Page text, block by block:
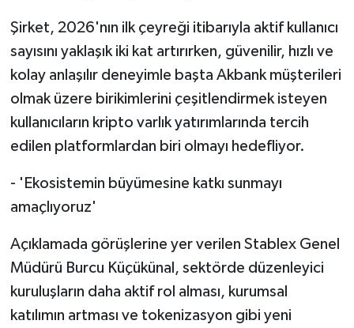
Şirket, 2026'nın ilk çeyreği itibarıyla aktif kullanıcı
sayısını yaklaşık iki kat artırırken, güvenilir, hızlı ve
kolay anlaşılır deneyimle başta Akbank müşterileri
olmak üzere birikimlerini çeşitlendirmek isteyen
kullanıcıların kripto varlık yatırımlarında tercih
edilen platformlardan biri olmayı hedefliyor.
- 'Ekosistemin büyümesine katkı sunmayı
amaçlıyoruz'
Açıklamada görüşlerine yer verilen Stablex Genel
Müdürü Burcu Küçükünal, sektörde düzenleyici
kuruluşların daha aktif rol alması, kurumsal
katılımın artması ve tokenizasyon gibi yeni